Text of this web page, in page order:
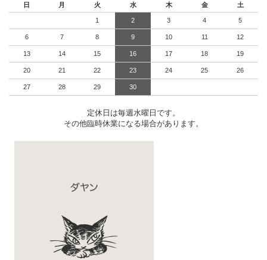
日 月 火 水 木 金 土
1 2 3 4 5
6 7 8 9 10 11 12
13 14 15 16 17 18 19
20 21 22 23 24 25 26
27 28 29 30
定休日は毎週水曜日です。
その他臨時休業になる場合があります。